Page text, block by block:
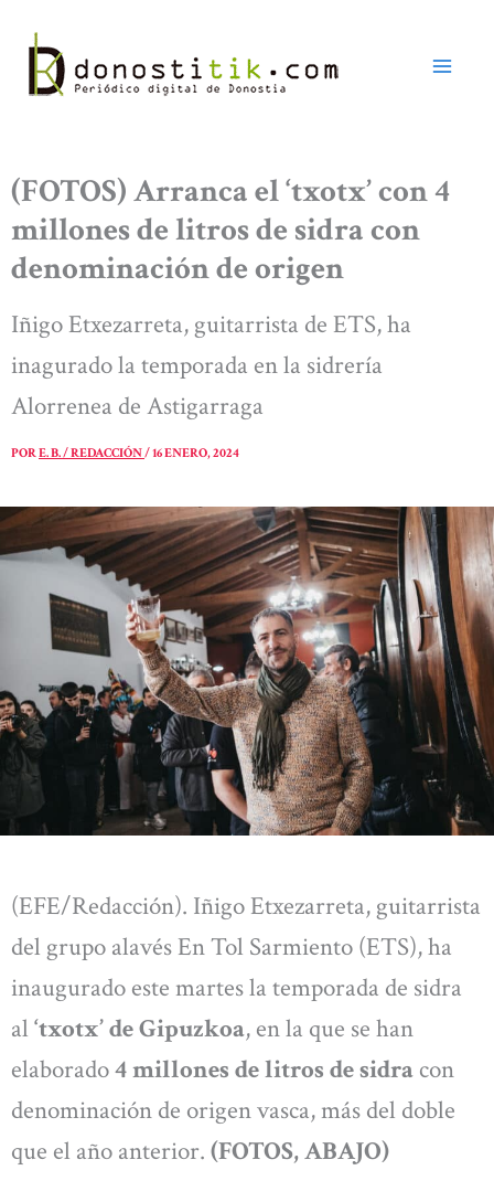
contenido
(FOTOS) Arranca el ‘txotx’ con 4
millones de litros de sidra con
denominación de origen
Iñigo Etxezarreta, guitarrista de ETS, ha
inagurado la temporada en la sidrería
Alorrenea de Astigarraga
PORE. B. / REDACCIÓN/16 ENERO, 2024
(EFE/Redacción). Iñigo Etxezarreta, guitarrista
del grupo alavés En Tol Sarmiento (ETS), ha
inaugurado este martes la temporada de sidra
al ‘txotx’ de Gipuzkoa, en la que se han
elaborado4 millones de litros de sidra con
denominación de origen vasca, más del doble
que el año anterior. (FOTOS, ABAJO)